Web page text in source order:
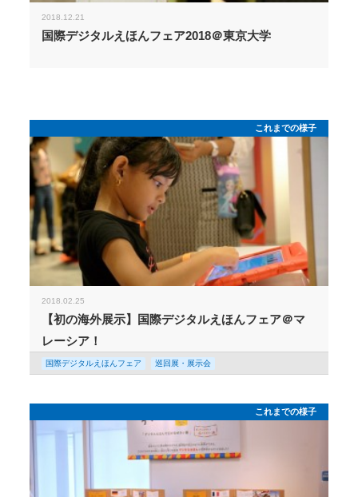
2018.12.21
国際デジタルえほんフェア2018＠東京大学
これまでの様子
2018.02.25
【初の海外展示】国際デジタルえほんフェア＠マ
レーシア！
国際デジタルえほんフェア 巡回展・展示会
これまでの様子